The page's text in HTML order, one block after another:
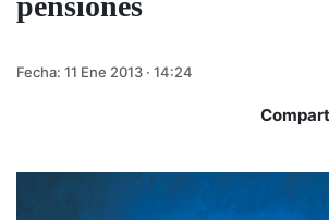
Fecha: 11 Ene 2013 · 14:24